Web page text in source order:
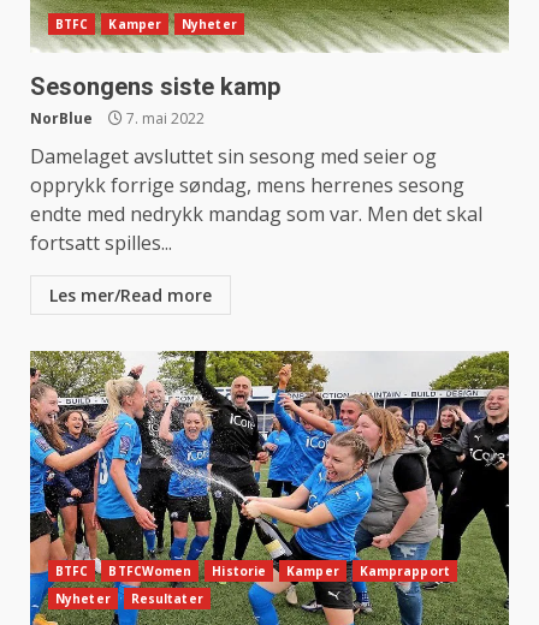
BTFC Kamper Nyheter
Sesongens siste kamp
NorBlue 7. mai 2022
Damelaget avsluttet sin sesong med seier og
opprykk forrige søndag, mens herrenes sesong
endte med nedrykk mandag som var. Men det skal
fortsatt spilles...
Les mer/Read more
BTFC BTFCWomen Historie Kamper
Kamprapport
Nyheter
Resultater